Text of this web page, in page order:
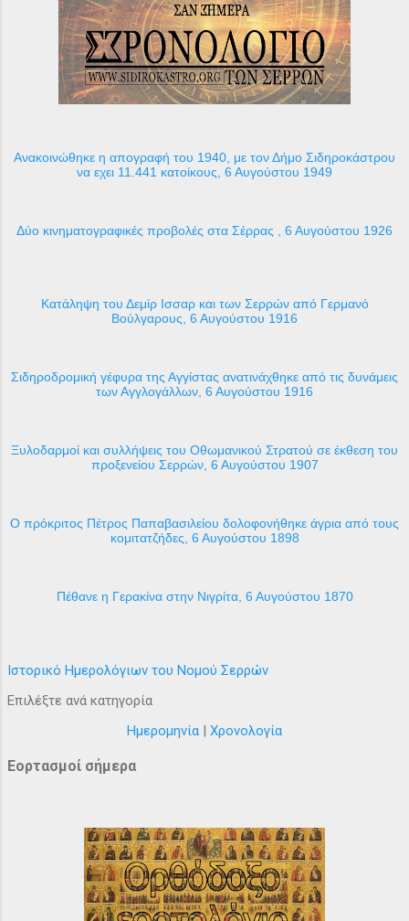
Ανακοινώθηκε η απογραφή του 1940, με τον Δήμο Σιδηροκάστρου
να εχει 11.441 κατοίκους, 6 Αυγούστου 1949
Δύο κινηματογραφικές προβολές στα Σέρρας , 6 Αυγούστου 1926
Κατάληψη του Δεμίρ Ισσαρ και των Σερρών από Γερμανό
Βούλγαρους, 6 Αυγούστου 1916
Σιδηροδρομική γέφυρα της Αγγίστας ανατινάχθηκε από τις δυνάμεις
των Αγγλογάλλων, 6 Αυγούστου 1916
Ξυλοδαρμοί και συλλήψεις του Οθωμανικού Στρατού σε έκθεση του
προξενείου Σερρών, 6 Αυγούστου 1907
Ο πρόκριτος Πέτρος Παπαβασιλείου δολοφονήθηκε άγρια από τους
κομιτατζήδες, 6 Αυγούστου 1898
Πέθανε η Γερακίνα στην Νιγρίτα, 6 Αυγούστου 1870
Ιστορικό Ημερολόγιων του Νομού Σερρών
Επιλέξτε ανά κατηγορία
Ημερομηνία | Χρονολογία
Εορτασμοί σήμερα